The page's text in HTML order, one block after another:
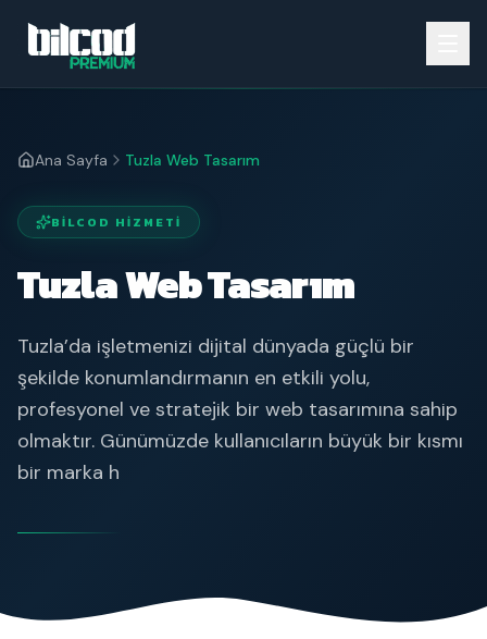
Ana Sayfa Tuzla Web Tasarım
BILCOD HIZMETI
Tuzla Web Tasarım
Tuzla’da işletmenizi dijital dünyada güçlü bir
şekilde konumlandırmanın en etkili yolu,
profesyonel ve stratejik bir web tasarımına sahip
olmaktır. Günümüzde kullanıcıların büyük bir kısmı
bir marka h